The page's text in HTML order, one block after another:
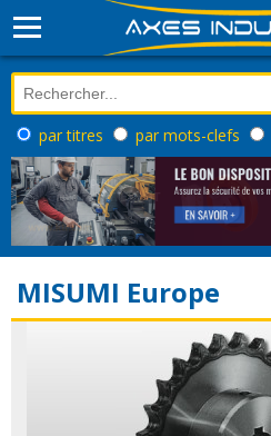
par titres par mots-clefs
MISUMI Europe